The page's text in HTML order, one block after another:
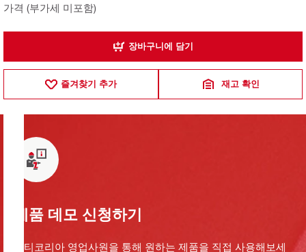
가격 (부가세 미포함)
장바구니에 담기
즐겨찾기 추가 재고 확인
제품 데모 신청하기
힐티코리아 영업사원을 통해 원하는 제품을 직접 사용해보세